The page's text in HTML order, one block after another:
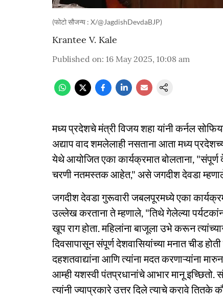
(फोटो सौजन्य : X/@JagdishDevdaBJP)
Krantee V. Kale
Published on: 16 May 2025, 10:08 am
मध्य प्रदेशचे मंत्री विजय शहा यांनी कर्नल
अद्याप वाद शमलेलाही नसताना आता मध्य
येथे आयोजित एका कार्यक्रमात बोलताना,
चरणी नतमस्तक आहेत," असे जगदीश देवडा
जगदीश देवडा गुरूवारी जबलपूरमध्ये एका
उल्लेख करताना ते म्हणाले, "तिथे गेलेल्या
खूप राग होता. महिलांना बाजूला उभे करून
दिवसापासून संपूर्ण देशवासियांच्या मनात चीड
दहशतवाद्यांना आणि त्यांना मदत करणाऱ्यांना
आम्ही यशस्वी पंतप्रधानांचे आभार मानू
त्यांनी ज्याप्रकारे उत्तर दिले त्याचे करावे